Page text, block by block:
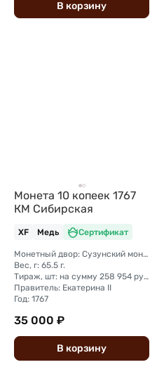
В корзину
Монета 10 копеек 1767
КМ Сибирская
XF Медь Сертификат
Монетный двор: Сузунский монетный двор (Сибирь)
Вес, г: 65.5 г.
Тираж, шт: на сумму 258 954 рубля 5 копеек (сумма 10 копеек + 5 копеек +2 копейки + 1 копейка + денга + полушка)
Правитель: Екатерина II
Год: 1767
35 000 ₽
В корзину